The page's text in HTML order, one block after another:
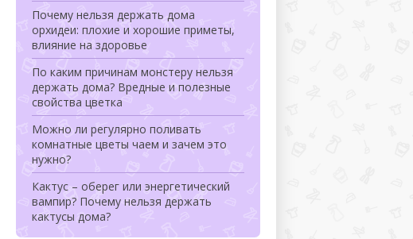
Почему нельзя держать дома
орхидеи: плохие и хорошие приметы,
влияние на здоровье
По каким причинам монстеру нельзя
держать дома? Вредные и полезные
свойства цветка
Можно ли регулярно поливать
комнатные цветы чаем и зачем это
нужно?
Кактус – оберег или энергетический
вампир? Почему нельзя держать
кактусы дома?